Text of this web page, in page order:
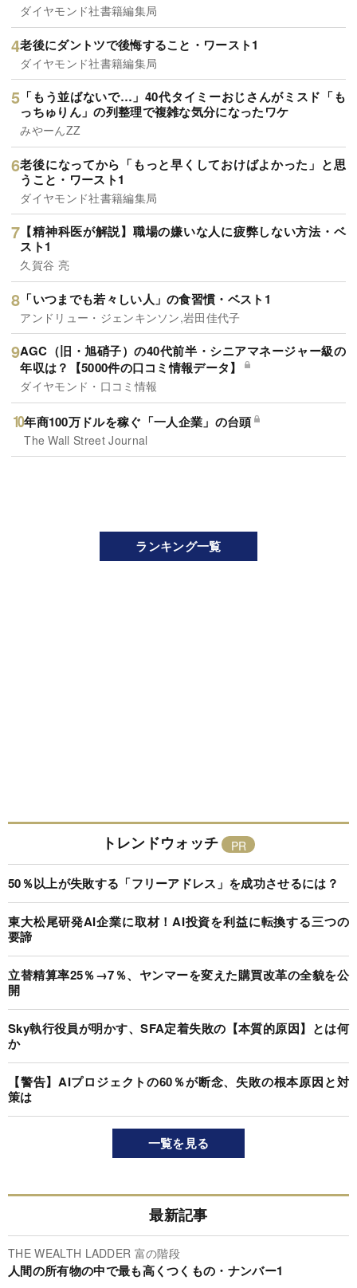
ダイヤモンド社書籍編集局
老後にダントツで後悔すること・ワースト1
ダイヤモンド社書籍編集局
「もう並ばないで…」40代タイミーおじさんがミスド「も
っちゅりん」の列整理で複雑な気分になったワケ
みやーんZZ
老後になってから「もっと早くしておけばよかった」と思
うこと・ワースト1
ダイヤモンド社書籍編集局
【精神科医が解説】職場の嫌いな人に疲弊しない方法・ベ
スト1
久賀谷 亮
「いつまでも若々しい人」の食習慣・ベスト1
アンドリュー・ジェンキンソン,岩田佳代子
AGC（旧・旭硝子）の40代前半・シニアマネージャー級の
年収は？【5000件の口コミ情報データ】
ダイヤモンド・口コミ情報
年商100万ドルを稼ぐ「一人企業」の台頭
The Wall Street Journal
ランキング一覧
トレンドウォッチ
50％以上が失敗する「フリーアドレス」を成功させるには？
東大松尾研発AI企業に取材！AI投資を利益に転換する三つの
要諦
立替精算率25％→7％、ヤンマーを変えた購買改革の全貌を公
開
Sky執行役員が明かす、SFA定着失敗の【本質的原因】とは何
か
【警告】AIプロジェクトの60％が断念、失敗の根本原因と対
策は
一覧を見る
最新記事
THE WEALTH LADDER 富の階段
人間の所有物の中で最も高くつくもの・ナンバー1